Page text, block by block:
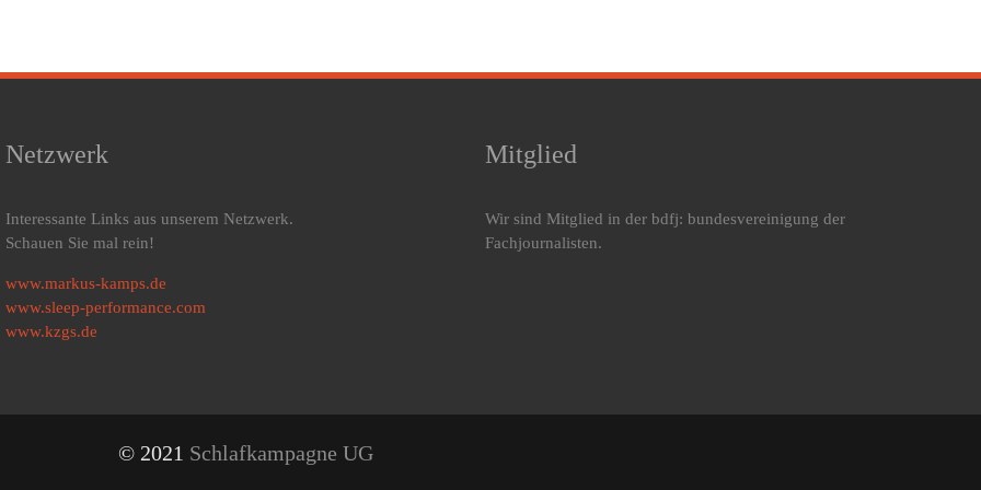
Netzwerk
Interessante Links aus unserem Netzwerk.
Schauen Sie mal rein!
www.markus-kamps.de
www.sleep-performance.com
www.kzgs.de
Mitglied
Wir sind Mitglied in der bdfj: bundesvereinigung der
Fachjournalisten.
© 2021 Schlafkampagne UG